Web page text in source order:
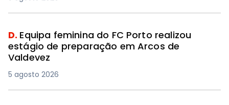
D. Equipa feminina do FC Porto realizou
estágio de preparação em Arcos de
Valdevez
5 agosto 2026